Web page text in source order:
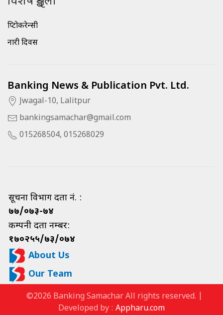
क्रिप्टोकरेन्सी
नारी दिवस
Banking News & Publication Pvt. Ltd.
Jwagal-10, Lalitpur
bankingsamachar@gmail.com
015268504, 015268029
सूचना विभाग दर्ता नं. :
७७/०७३-७४
कम्पनी दर्ता नम्बर:
१७०२५५/७३/०७४
About Us
Our Team
©2026 Banking Samachar All rights reserved. |
Developed by : Appharu.com